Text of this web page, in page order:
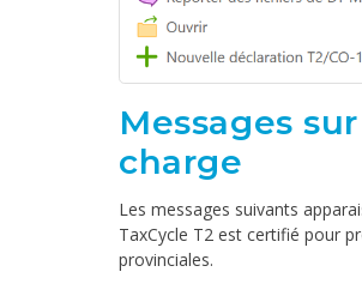
Messages
charge
Les messages suivants
TaxCycle T2 est certifié pour
provinciales.